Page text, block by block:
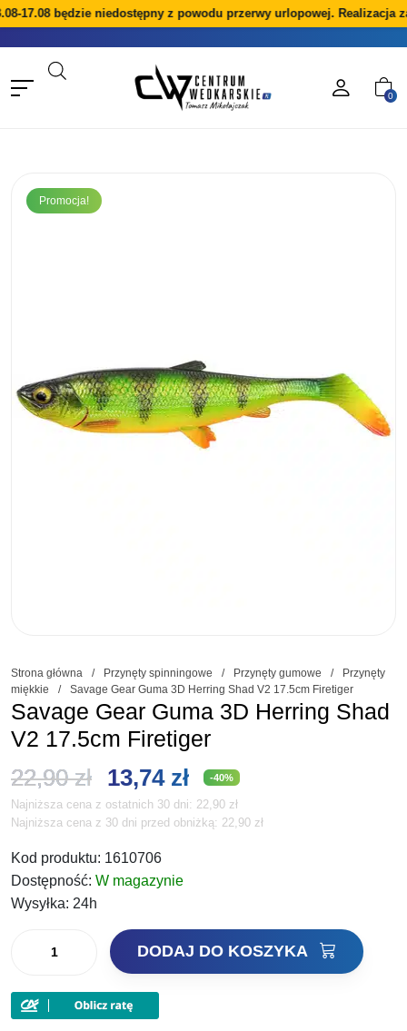
17.08 będzie niedostępny z powodu przerwy urlopowej. Realizacja
0
Promocja!
Strona główna / Przynęty spinningowe / Przynęty gumowe /
Przynęty
miękkie
/ Savage Gear Guma 3D Herring Shad V2 17.5cm Firetiger
Savage Gear Guma 3D Herring Shad
V2 17.5cm Firetiger
22,90zł Pierwotna
cena
wynosiła:
22,90 zł.
13,74 złAktualna
cena
-40%
Najniższa cena z ostatnich 30 dni: 22,90 zł
Najniższa cena z 30 dni przed obniżką: 22,90 zł
Kod produktu: 1610706
Dostępność: W magazynie
Wysyłka: 24h
Savage
Guma
DODAJ DO KOSZYKA